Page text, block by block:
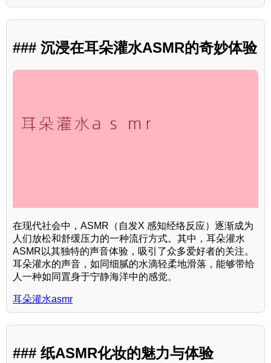
### 沉浸在耳朵灌水ASMR的奇妙体验
在现代社会中，ASMR（自发X 感知经络反应）逐渐成为
人们放松和舒缓压力的一种流行方式。其中，耳朵灌水
ASMR以其独特的声音体验，吸引了众多爱好者的关注。
耳朵灌水的声音，如同细腻的水滴轻柔地滑落，能够带给
人一种如同置身于宁静海洋中的感觉。
耳朵灌水asmr
### 纸ASMR化妆的魅力与体验